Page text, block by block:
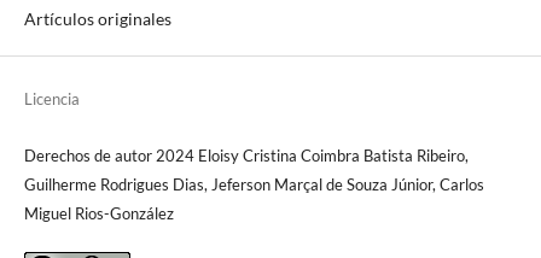
Artículos originales
Licencia
Derechos de autor 2024 Eloisy Cristina Coimbra Batista Ribeiro,
Guilherme Rodrigues Dias, Jeferson Marçal de Souza Júnior, Carlos
Miguel Rios-González